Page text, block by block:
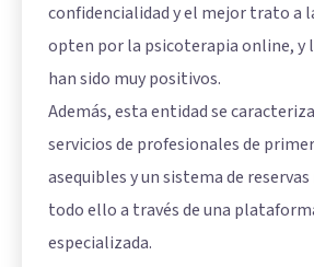
confidencialidad y el mejor trato a
opten por la psicoterapia online, y
han sido muy positivos.
Además, esta entidad se
servicios de profesionales de
asequibles y un sistema de
todo ello a través de una
especializada.